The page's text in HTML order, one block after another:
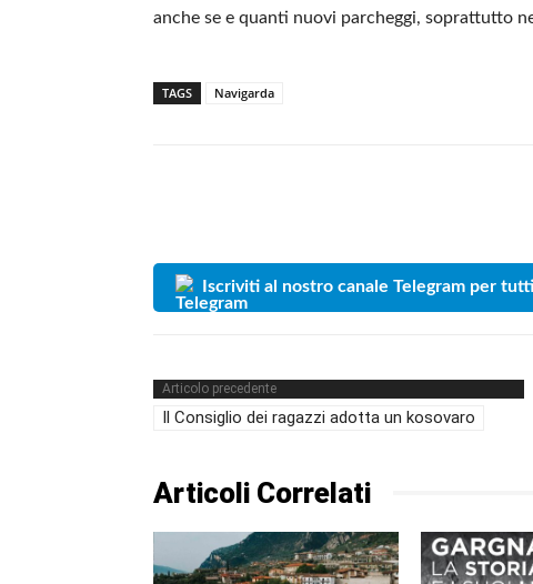
anche se e quanti nuovi parcheggi, soprattutto
TAGS Navigarda
Iscriviti al nostro canale Telegram per
Articolo precedente
Il Consiglio dei ragazzi adotta un kosovaro
Articoli Correlati